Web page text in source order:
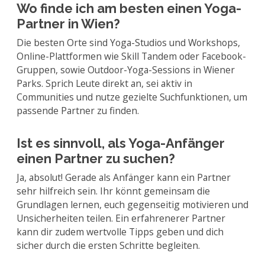
Wo finde ich am besten einen Yoga-
Partner in Wien?
Die besten Orte sind Yoga-Studios und Workshops,
Online-Plattformen wie Skill Tandem oder Facebook-
Gruppen, sowie Outdoor-Yoga-Sessions in Wiener
Parks. Sprich Leute direkt an, sei aktiv in
Communities und nutze gezielte Suchfunktionen, um
passende Partner zu finden.
Ist es sinnvoll, als Yoga-Anfänger
einen Partner zu suchen?
Ja, absolut! Gerade als Anfänger kann ein Partner
sehr hilfreich sein. Ihr könnt gemeinsam die
Grundlagen lernen, euch gegenseitig motivieren und
Unsicherheiten teilen. Ein erfahrenerer Partner
kann dir zudem wertvolle Tipps geben und dich
sicher durch die ersten Schritte begleiten.